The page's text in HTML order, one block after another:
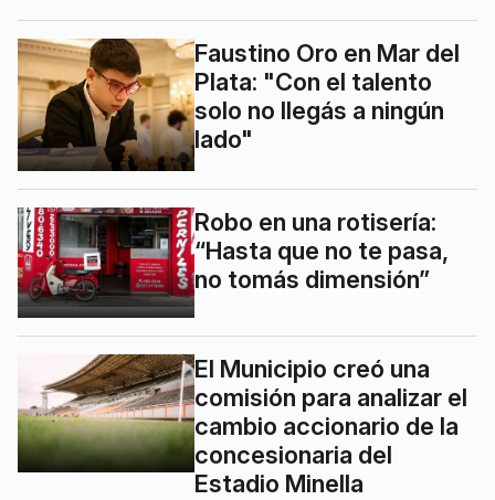
Faustino Oro en Mar del
Plata: "Con el talento
solo no llegás a ningún
lado"
Robo en una rotisería:
“Hasta que no te pasa,
no tomás dimensión”
El Municipio creó una
comisión para analizar el
cambio accionario de la
concesionaria del
Estadio Minella